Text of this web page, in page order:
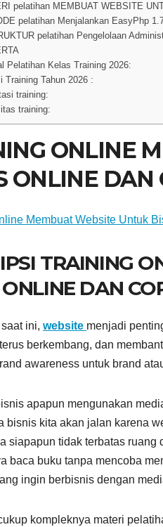
pelatihan MEMBUAT WEBSITE
pelatihan Menjalankan EasyPhp
pelatihan Pengelolaan
Pelatihan Kelas Training 2026:
Training Tahun 2026 :
training:
training:
ONLINE
ONLINE DAN
TRAINING
DAN
ini, website menjadi
berkembang, dan
awareness untuk brand
apapun mengunakan
bisnis kita akan jalan karena
siapapun tidak terbatas
baca buku tanpa mencoba
ingin berbisnis dengan
kompleknya materi